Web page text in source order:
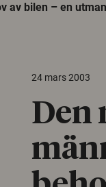
av bilen – en
24 mars 2003
Den